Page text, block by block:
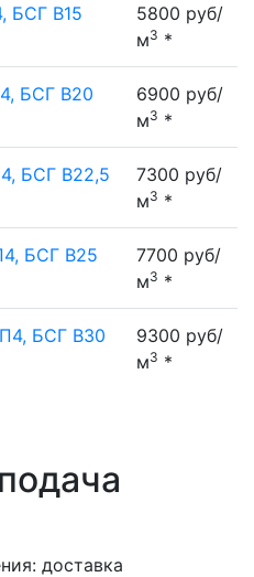
БСГ В15
5800 руб/
м3 *
БСГ В20
6900 руб/
м3 *
БСГ В22,5
7300 руб/
м3 *
БСГ В25
7700 руб/
м3 *
БСГ В30
9300 руб/
м3 *
доставка